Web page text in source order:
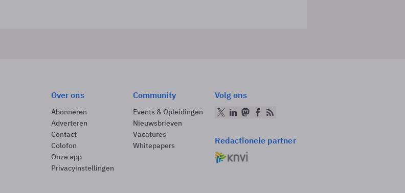
Over ons
Abonneren
Adverteren
Contact
Colofon
Onze app
Privacyinstellingen
Community
Events & Opleidingen
Nieuwsbrieven
Vacatures
Whitepapers
Volg ons
Redactionele partner